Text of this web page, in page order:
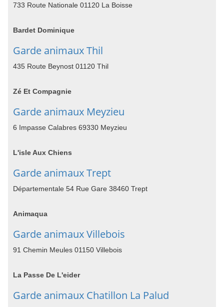
733 Route Nationale 01120 La Boisse
Bardet Dominique
Garde animaux Thil
435 Route Beynost 01120 Thil
Zé Et Compagnie
Garde animaux Meyzieu
6 Impasse Calabres 69330 Meyzieu
L'isle Aux Chiens
Garde animaux Trept
Départementale 54 Rue Gare 38460 Trept
Animaqua
Garde animaux Villebois
91 Chemin Meules 01150 Villebois
La Passe De L'eider
Garde animaux Chatillon La Palud